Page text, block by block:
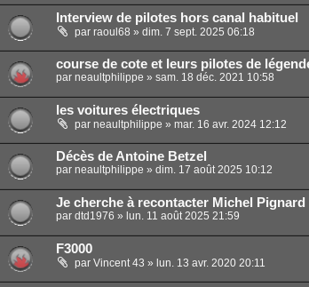
Interview de pilotes hors canal habituel
par raoul68 » dim. 7 sept. 2025 06:18
course de cote et leurs pilotes de
par neaultphilippe » sam. 18 déc. 2021 10:58
les voitures électriques
par neaultphilippe » mar. 16 avr. 2024 12:12
Décès de Antoine Betzel
par neaultphilippe » dim. 17 août 2025 10:12
Je cherche à recontacter Michel Pignard
par dtd1976 » lun. 11 août 2025 21:59
F3000
par Vincent 43 » lun. 13 avr. 2020 20:11